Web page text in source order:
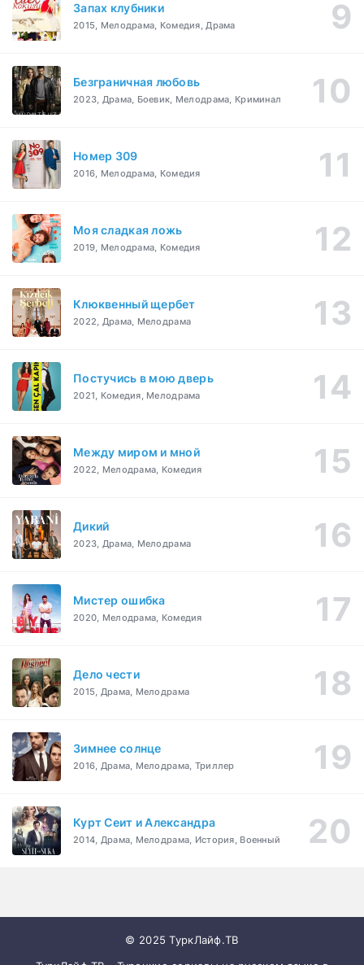
Запах клубники
2015, Мелодрама, Комедия, Драма
Безграничная любовь
2023, Драма, Боевик, Мелодрама, Криминал
Номер 309
2016, Мелодрама, Комедия
Моя сладкая ложь
2019, Мелодрама, Комедия
Клюквенный щербет
2022, Драма, Мелодрама
Постучись в мою дверь
2021, Комедия, Мелодрама
Между миром и мной
2022, Мелодрама, Комедия
Дикий
2023, Драма, Мелодрама
Мистер ошибка
2020, Мелодрама, Комедия
Дело чести
2015, Драма, Мелодрама
Зимнее солнце
2016, Драма, Мелодрама, Триллер
Курт Сеит и Александра
2014, Драма, Мелодрама, История, Военный
© 2025 ТуркЛайф.ТВ